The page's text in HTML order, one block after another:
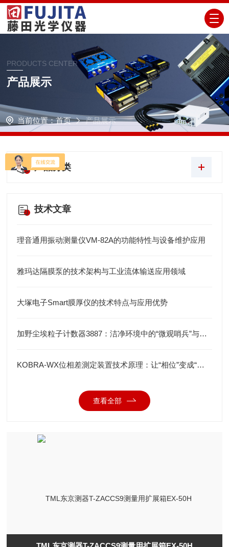
PRODUCTS CENTER
产品展示
当前位置：首页 产品展示
产品分类
技术文章
理音通用振动测量仪VM-82A的功能特性与设备维护应用
雅玛达隔膜泵的技术架构与工业流体输送应用领域
大塚电子Smart膜厚仪的技术特点与应用优势
加野尘埃粒子计数器3887：洁净环境中的“微观哨兵”与洁净度“审计官”
KOBRA-WX位相差測定装置技术原理：让“相位”变成“光强”
查看全部